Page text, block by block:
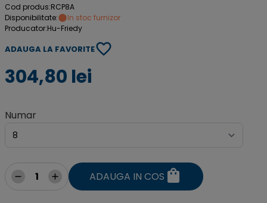
Cod produs:RCP8A
Disponibilitate:
In stoc furnizor
Producator:Hu-Friedy
ADAUGA LA FAVORITE
304,80 lei
Numar
ADAUGA IN COS